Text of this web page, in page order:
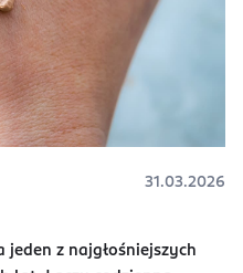
31.03.2026
jeden z najgłośniejszych